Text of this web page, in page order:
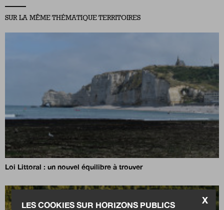
SUR LA MÊME THÉMATIQUE TERRITOIRES
Loi Littoral : un nouvel équilibre à trouver
X
LES COOKIES SUR HORIZONS PUBLICS